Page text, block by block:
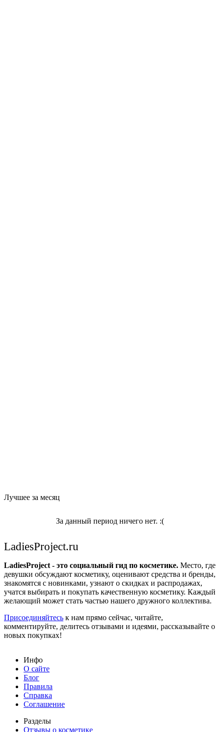
Лучшее за месяц
За данный период ничего нет. :(
LadiesProject.ru
LadiesProject - это социальный гид по косметике. Место, где
девушки обсуждают косметику, оценивают средства и бренды,
знакомятся с новинками, узнают о скидках и распродажах,
учатся выбирать и покупать качественную косметику. Каждый
желающий может стать частью нашего дружного коллектива.
Присоединяйтесь к нам прямо сейчас, читайте,
комментируйте, делитесь отзывами и идеями, рассказывайте о
новых покупках!
Инфо
О сайте
Блог
Правила
Справка
Соглашение
Разделы
Отзывы о косметике